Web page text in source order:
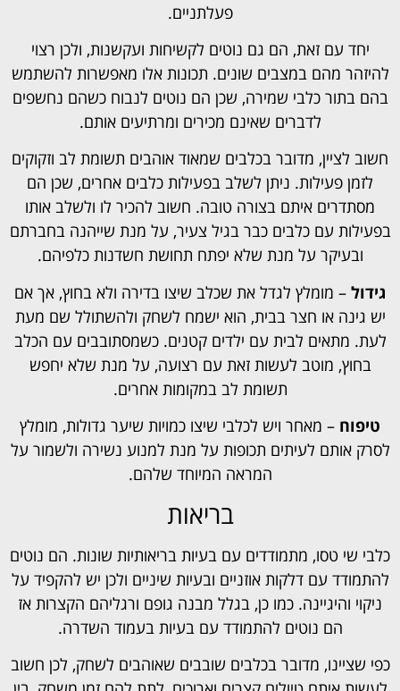
פעלתניים.
יחד עם זאת, הם גם נוטים לקשיחות ועקשנות, ולכן רצוי
להיזהר מהם במצבים שונים. תכונות אלו מאפשרות להשתמש
בהם בתור כלבי שמירה, שכן הם נוטים לנבוח כשהם נחשפים
לדברים שאינם מכירים ומרתיעים אותם.
חשוב לציין, מדובר בכלבים שמאוד אוהבים תשומת לב וזקוקים
לזמן פעילות. ניתן לשלב בפעילות כלבים אחרים, שכן הם
מסתדרים איתם בצורה טובה. חשוב להכיר לו ולשלב אותו
בפעילות עם כלבים כבר בגיל צעיר, על מנת שייהנה בחברתם
ובעיקר על מנת שלא יפתח תחושת חשדנות כלפיהם.
גידול – מומלץ לגדל את שכלב שיצו בדירה ולא בחוץ, אך אם
יש גינה או חצר בבית, הוא ישמח לשחק ולהשתולל שם מעת
לעת. מתאים לבית עם ילדים קטנים. כשמסתובבים עם הכלב
בחוץ, מוטב לעשות זאת עם רצועה, על מנת שלא יחפש
תשומת לב במקומות אחרים.
טיפוח – מאחר ויש לכלבי שיצו כמויות שיער גדולות, מומלץ
לסרק אותם לעיתים תכופות על מנת למנוע נשירה ולשמור על
המראה המיוחד שלהם.
בריאות
כלבי שי טסו, מתמודדים עם בעיות בריאותיות שונות. הם נוטים
להתמודד עם דלקות אוזניים ובעיות שיניים ולכן יש להקפיד על
ניקוי והיגיינה. כמו כן, בגלל מבנה גופם ורגליהם הקצרות אז
הם נוטים להתמודד עם בעיות בעמוד השדרה.
כפי שציינו, מדובר בכלבים שובבים שאוהבים לשחק, לכן חשוב